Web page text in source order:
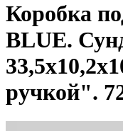
Коробка
BLUE.
ручкой".